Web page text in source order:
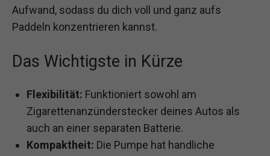
Aufwand, sodass du dich voll und ganz aufs
Paddeln konzentrieren kannst.
Das Wichtigste in Kürze
Flexibilität: Funktioniert sowohl am
Zigarettenanzünderstecker deines Autos als
auch an einer separaten Batterie.
Kompaktheit: Die Pumpe hat handliche